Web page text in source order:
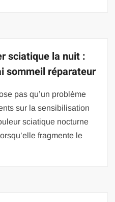
sciatique la nuit :
sommeil réparateur
pas qu’un problème
sur la sensibilisation
sciatique nocturne
fragmente le